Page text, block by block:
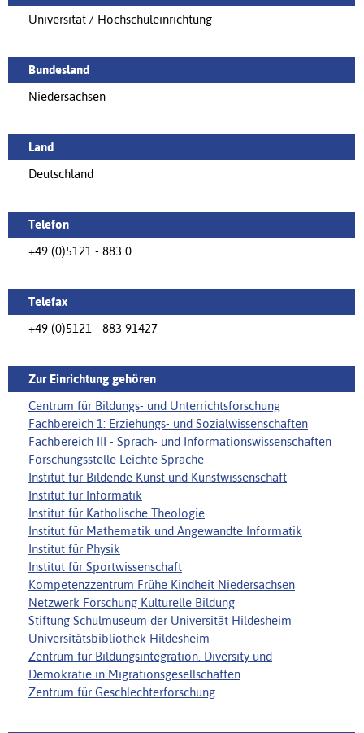
Universität / Hochschuleinrichtung
Bundesland
Niedersachsen
Land
Deutschland
Telefon
+49 (0)5121 - 883 0
Telefax
+49 (0)5121 - 883 91427
Zur Einrichtung gehören
Centrum für Bildungs- und Unterrichtsforschung
Fachbereich 1: Erziehungs- und Sozialwissenschaften
Fachbereich III - Sprach- und Informationswissenschaften
Forschungsstelle Leichte Sprache
Institut für Bildende Kunst und Kunstwissenschaft
Institut für Informatik
Institut für Katholische Theologie
Institut für Mathematik und Angewandte Informatik
Institut für Physik
Institut für Sportwissenschaft
Kompetenzzentrum Frühe Kindheit Niedersachsen
Netzwerk Forschung Kulturelle Bildung
Stiftung Schulmuseum der Universität Hildesheim
Universitätsbibliothek Hildesheim
Zentrum für Bildungsintegration. Diversity und
Demokratie in Migrationsgesellschaften
Zentrum für Geschlechterforschung